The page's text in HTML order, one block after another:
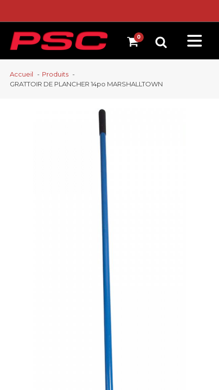
Accueil
Produits
GRATTOIR DE PLANCHER 14po MARSHALLTOWN